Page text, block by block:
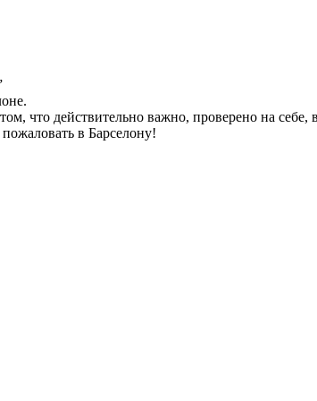
что действительно важно, проверено на себе,
в Барселону!